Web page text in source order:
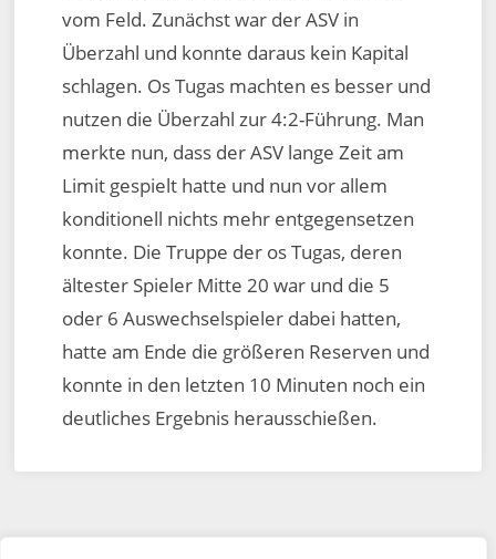
vom Feld. Zunächst war der ASV in
Überzahl und konnte daraus kein Kapital
schlagen. Os Tugas machten es besser und
nutzen die Überzahl zur 4:2-Führung. Man
merkte nun, dass der ASV lange Zeit am
Limit gespielt hatte und nun vor allem
konditionell nichts mehr entgegensetzen
konnte. Die Truppe der os Tugas, deren
ältester Spieler Mitte 20 war und die 5
oder 6 Auswechselspieler dabei hatten,
hatte am Ende die größeren Reserven und
konnte in den letzten 10 Minuten noch ein
deutliches Ergebnis herausschießen.